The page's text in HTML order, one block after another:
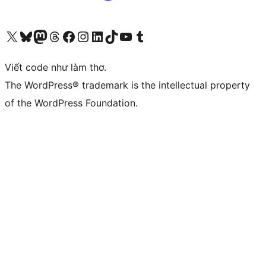
Truy cập tài khoản X (trước đây là Twitter) của chúng tôiVisit our Bluesky account
Visit our Mastodon account
Visit our Threads account
Xem trang Facebook của chúng tôiTruy cập tài khoản Instagram của chúng tôiTruy cập tài khoản LinkedIn của chúng tôiVisit our TikTok account
Truy cập kênh YouTube của chúng tôi Visit our Tumblr account
Viết code như làm thơ.
The WordPress® trademark is the intellectual property
of the WordPress Foundation.